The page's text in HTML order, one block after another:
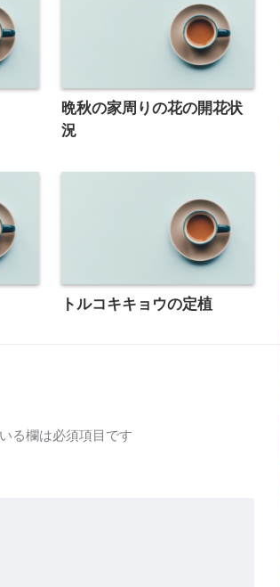
晩秋の家周りの花の開花状
況
トルコキキョウの定植
る欄は必須項目です